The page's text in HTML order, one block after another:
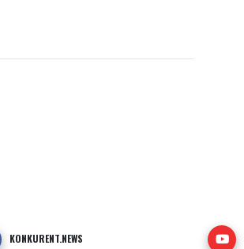
KONKURENT.NEWS